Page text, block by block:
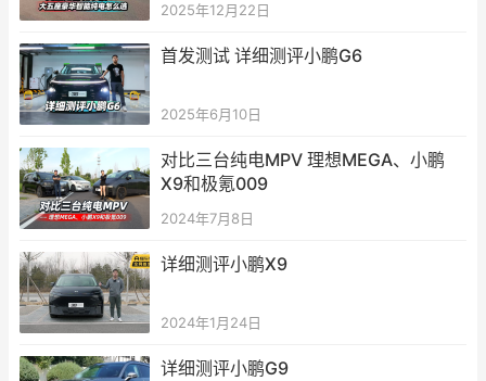
2025年12月22日
首发测试 详细测评小鹏G6
2025年6月10日
对比三台纯电MPV 理想MEGA、小鹏
X9和极氪009
2024年7月8日
详细测评小鹏X9
2024年1月24日
详细测评小鹏G9